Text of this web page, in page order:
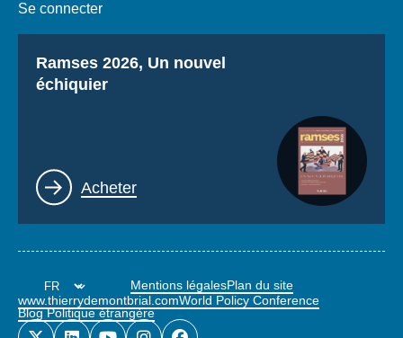
Se connecter
Titre
Ramses 2026, Un nouvel
échiquier
Lien
Acheter
Mentions légalesPlan du site
www.thierrydemontbrial.comWorld Policy Conference
Blog Politique étrangère